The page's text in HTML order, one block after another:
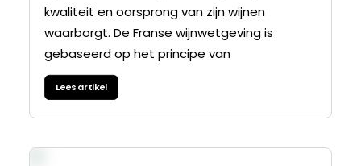
kwaliteit en oorsprong van zijn wijnen
waarborgt. De Franse wijnwetgeving is
gebaseerd op het principe van
Lees artikel